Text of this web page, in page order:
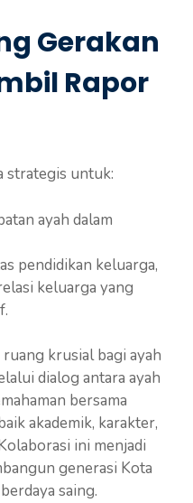
Gerakan
Rapor
strategis untuk:
ayah dalam
pendidikan keluarga,
keluarga yang
krusial bagi ayah
dialog antara ayah
bersama
akademik, karakter,
ini menjadi
generasi Kota
saing.